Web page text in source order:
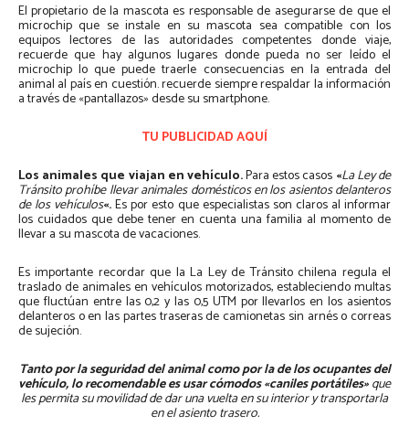
El propietario de la mascota es responsable de asegurarse de que el
microchip que se instale en su mascota sea compatible con los
equipos lectores de las autoridades competentes donde viaje,
recuerde que hay algunos lugares donde pueda no ser leído el
microchip lo que puede traerle consecuencias en la entrada del
animal al país en cuestión. recuerde siempre respaldar la información
a través de «pantallazos» desde su smartphone.
TU PUBLICIDAD AQUÍ
Los animales que viajan en vehículo.Para estos casos «La Ley de
Tránsito prohíbe llevar animales domésticos en los asientos delanteros
de los vehículos«.Es por esto que especialistas son claros al informar
los cuidados que debe tener en cuenta una familia al momento de
llevar a su mascota de vacaciones.
Es importante recordar que la La Ley de Tránsito chilena regula el
traslado de animales en vehículos motorizados, estableciendo multas
que fluctúan entre las 0,2 y las 0,5 UTM por llevarlos en los asientos
delanteros o en las partes traseras de camionetas sin arnés o correas
de sujeción.
Tanto por la seguridad del animal como por la de los ocupantes del
vehículo,lo recomendable es usar cómodos «caniles portátiles»que
les permita su movilidad de dar una vuelta en su interior y transportarla
en el asiento trasero.